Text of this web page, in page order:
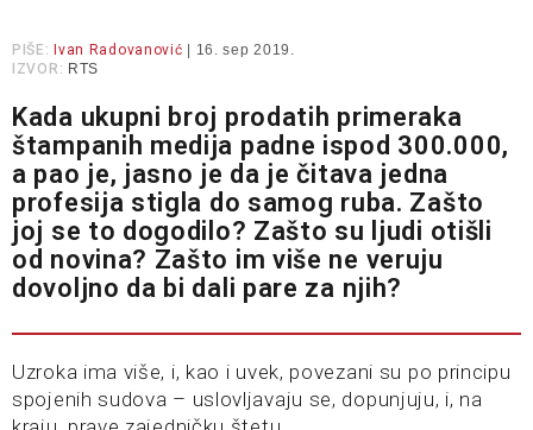
PIŠE: Ivan Radovanović | 16. sep 2019.
IZVOR: RTS
Kada ukupni broj prodatih primeraka
štampanih medija padne ispod 300.000,
a pao je, jasno je da je čitava jedna
profesija stigla do samog ruba. Zašto
joj se to dogodilo? Zašto su ljudi otišli
od novina? Zašto im više ne veruju
dovoljno da bi dali pare za njih?
Uzroka ima više, i, kao i uvek, povezani su po principu
spojenih sudova – uslovljavaju se, dopunjuju, i, na